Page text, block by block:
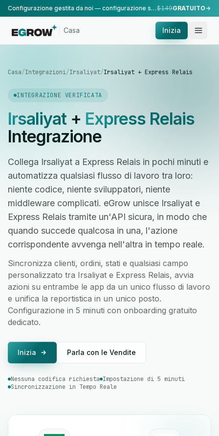
Configurazione gestita da noi — configurazione standard, eseguita dal nostro team.$149GRATUITO
Casa Inizia
Casa/Integrazioni/Irsaliyat/Irsaliyat + Express Relais
INTEGRAZIONE VERIFICATA
Irsaliyat+ Express Relais
Integrazione
Collega Irsaliyat a Express Relais in pochi minuti e
automatizza qualsiasi flusso di lavoro tra loro:
niente codice, niente sviluppatori, niente
middleware complicati. eGrow unisce Irsaliyat e
Express Relais tramite un'API sicura, in modo che
quando succede qualcosa in una, l'azione
corrispondente avvenga nell'altra in tempo reale.
Sincronizza clienti, ordini, stati e qualsiasi campo
personalizzato tra Irsaliyat e Express Relais, avvia
azioni su entrambe le app da un unico flusso di lavoro
e unifica la reportistica in un unico posto.
Configurazione in 5 minuti con onboarding gratuito
dedicato.
Inizia Parla con le Vendite
Nessuna codifica richiesta Impostazione di 5 minuti
Sincronizzazione in Tempo Reale